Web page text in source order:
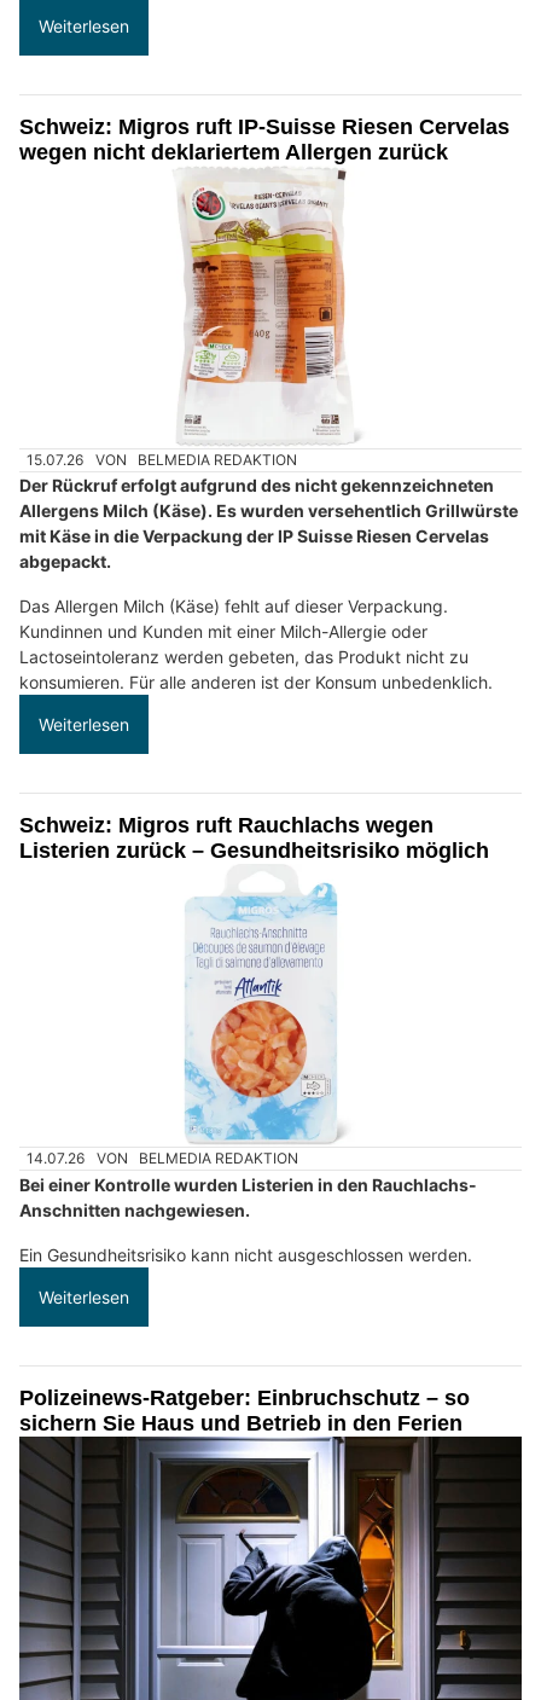
Weiterlesen
Schweiz: Migros ruft IP-Suisse Riesen Cervelas
wegen nicht deklariertem Allergen zurück
15.07.26 VON BELMEDIA REDAKTION
Der Rückruf erfolgt aufgrund des nicht gekennzeichneten
Allergens Milch (Käse). Es wurden versehentlich Grillwürste
mit Käse in die Verpackung der IP Suisse Riesen Cervelas
abgepackt.
Das Allergen Milch (Käse) fehlt auf dieser Verpackung.
Kundinnen und Kunden mit einer Milch-Allergie oder
Lactoseintoleranz werden gebeten, das Produkt nicht zu
konsumieren. Für alle anderen ist der Konsum unbedenklich.
Weiterlesen
Schweiz: Migros ruft Rauchlachs wegen
Listerien zurück – Gesundheitsrisiko möglich
14.07.26 VON BELMEDIA REDAKTION
Bei einer Kontrolle wurden Listerien in den Rauchlachs-
Anschnitten nachgewiesen.
Ein Gesundheitsrisiko kann nicht ausgeschlossen werden.
Weiterlesen
Polizeinews-Ratgeber: Einbruchschutz – so
sichern Sie Haus und Betrieb in den Ferien